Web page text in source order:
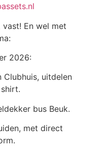
En wel met
2026:
Clubhuis, uitdelen
bus Beuk.
met direct